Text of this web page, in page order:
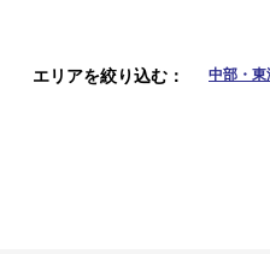
エリアを絞り込む 中部・